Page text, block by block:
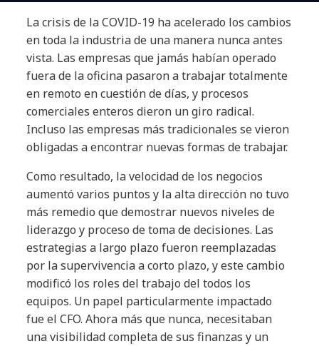
La crisis de la COVID-19 ha acelerado los cambios
en toda la industria de una manera nunca antes
vista. Las empresas que jamás habían operado
fuera de la oficina pasaron a trabajar totalmente
en remoto en cuestión de días, y procesos
comerciales enteros dieron un giro radical.
Incluso las empresas más tradicionales se vieron
obligadas a encontrar nuevas formas de trabajar.
Como resultado, la velocidad de los negocios
aumentó varios puntos y la alta dirección no tuvo
más remedio que demostrar nuevos niveles de
liderazgo y proceso de toma de decisiones. Las
estrategias a largo plazo fueron reemplazadas
por la supervivencia a corto plazo, y este cambio
modificó los roles del trabajo del todos los
equipos. Un papel particularmente impactado
fue el CFO. Ahora más que nunca, necesitaban
una visibilidad completa de sus finanzas y un